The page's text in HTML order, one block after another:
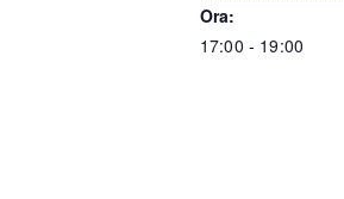
Ora:
17:00 - 19:00